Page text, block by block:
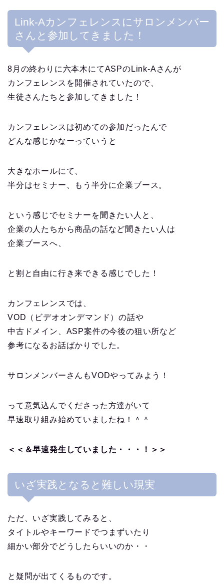
Link-Aカンフェレンスにサロンメンバー
さんと参加してきました！
8月の終わりに六本木にてASPのLink-Aさんが
カンフェレンスを開催されていたので、
生徒さんたちと参加してきました！
カンフェレンスは初めての参加だったんで
どんな感じかなーっていうと
大きなホールにて、
半分はセミナー、もう半分に企業ブース。
という感じでセミナーを聞きたい人と、
企業の人たちから商品の話など聞きたい人は
企業ブースへ、
と割と自由に行き来できる感じでした！
カンフェレンスでは、
VOD（ビデオオンデマンド）の話や
中古ドメイン、ASP案件の今後の狙い所など
参考になるお話ばかりでした。
サロンメンバーさんもVODやってみよう！
って意気込んでくださった方達がいて
早速取り組み始めていましたね！＾＾
＜＜＆早速発生していました・・・！＞＞
いざ実践となると難しい現実
ただ、いざ実践してみると、
タイトルやキーワードでつまずいたり
細かい部分でどうしたらいいのか・・
と疑問が出てくるものです。